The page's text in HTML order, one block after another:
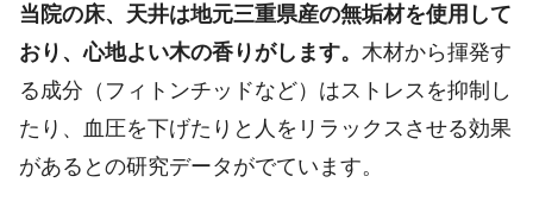
当院の床、天井は地元三重県産の無垢材を使用して
おり、心地よい木の香りがします。 木材から揮発す
る成分（フィトンチッドなど）はストレスを抑制し
たり、血圧を下げたりと人をリラックスさせる効果
があるとの研究データがでています。